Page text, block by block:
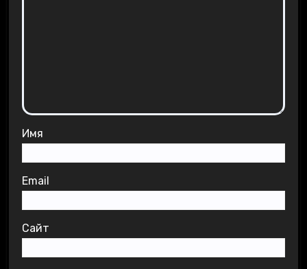
Имя
Email
Сайт